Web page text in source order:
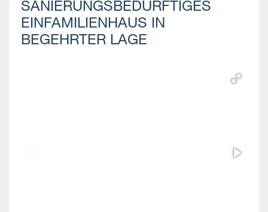
SANIERUNGSBEDÜRFTIGES
EINFAMILIENHAUS IN
BEGEHRTER LAGE